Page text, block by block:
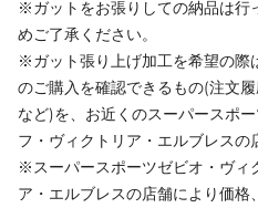
※ガットをお張りしての納品は行
めご了承ください。
※ガット張り上げ加工を希望の際
のご購入を確認できるもの(注文
など)を、お近くのスーパースポ
フ・ヴィクトリア・エルブレスの
※スーパースポーツゼビオ・ヴィ
ア・エルブレスの店舗により価